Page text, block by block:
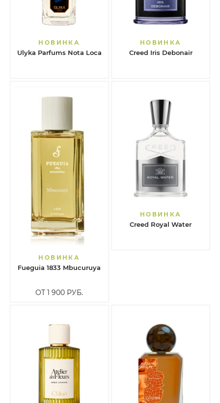
НОВИНКА
Ulyka Parfums Nota Loca
НОВИНКА
Creed Iris Debonair
НОВИНКА
Fueguia 1833 Mbucuruya
ОТ 1 900 РУБ.
НОВИНКА
Creed Royal Water